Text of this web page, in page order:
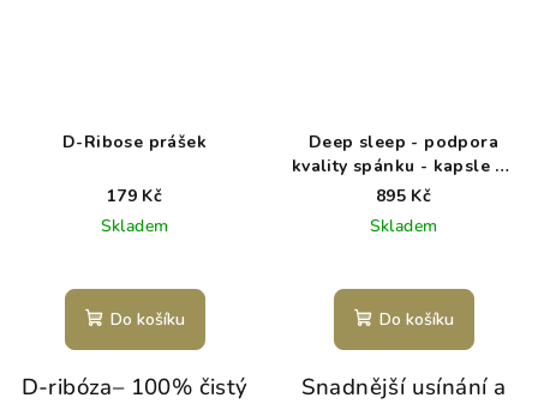
D-Ribose prášek
179 Kč
Skladem
Do košíku
D-ribóza– 100% čistý
Deep sleep - podpora
kvality spánku - kapsle 90
ks
895 Kč
Skladem
Do košíku
Snadnější usínání a